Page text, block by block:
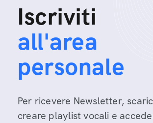
Iscriviti
all'area
personale
Per ricevere Newsletter,
creare playlist vocali e